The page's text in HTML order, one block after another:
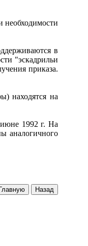
необходимости
в
"эскадрильи
приказа.
находятся на
1992 г. На
аналогичного